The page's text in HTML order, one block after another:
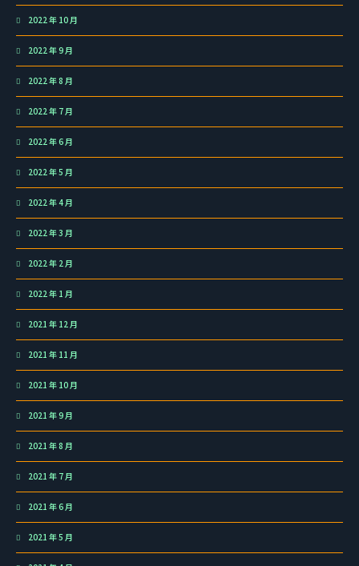
2022 年 10 月
2022 年 9 月
2022 年 8 月
2022 年 7 月
2022 年 6 月
2022 年 5 月
2022 年 4 月
2022 年 3 月
2022 年 2 月
2022 年 1 月
2021 年 12 月
2021 年 11 月
2021 年 10 月
2021 年 9 月
2021 年 8 月
2021 年 7 月
2021 年 6 月
2021 年 5 月